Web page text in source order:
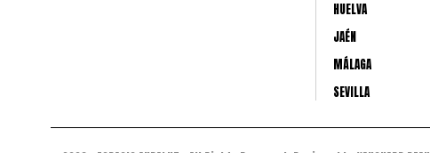
HUELVA
JAÉN
MÁLAGA
SEVILLA